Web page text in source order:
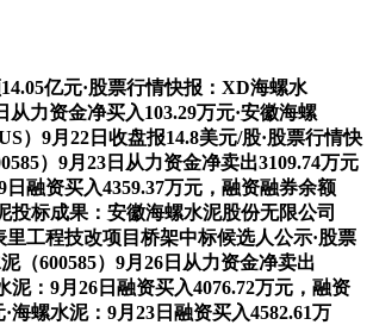
亿元·股票行情快报：XD海螺水
从力资金净买入103.29万元·安徽海螺
）9月22日收盘报14.8美元/股·股票行情快
）9月23日从力资金净卖出3109.74万元
日融资买入4359.37万元，融资融券余额
投标成果：安徽海螺水泥股份无限公司
里工程技改项目桥架中标候选人公示·股票
（600585）9月26日从力资金净卖出
泥：9月26日融资买入4076.72万元，融资
海螺水泥：9月23日融资买入4582.61万